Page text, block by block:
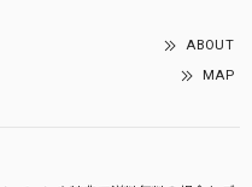
ABOUT
MAP